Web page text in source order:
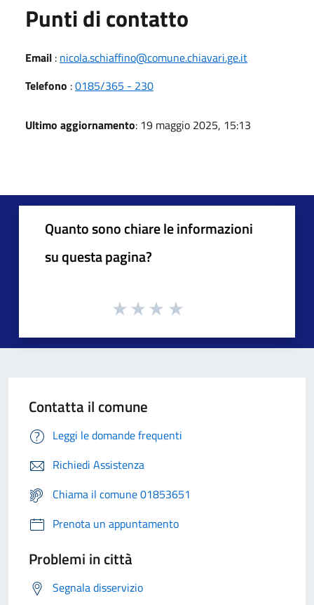
Punti di contatto
Email : nicola.schiaffino@comune.chiavari.ge.it
Telefono :0185/365 - 230
Ultimo aggiornamento: 19 maggio 2025, 15:13
Quanto sono chiare le informazioni
su questa pagina?
Contatta il comune
Leggi le domande frequenti
Richiedi Assistenza
Chiama il comune 01853651
Prenota un appuntamento
Problemi in città
Segnala disservizio